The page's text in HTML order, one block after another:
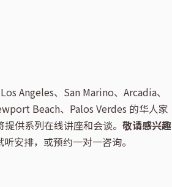
Angeles、San Marino、Arcadia、
Beach、Palos Verdes 的华人家
供系列在线讲座和会谈。 敬请感兴趣
安排，或预约一对一咨询。